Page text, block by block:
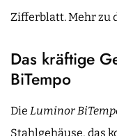
Zifferblatt. Mehr zu
Das kräftige
BiTempo
Die Luminor
Stahlgehäuse, das